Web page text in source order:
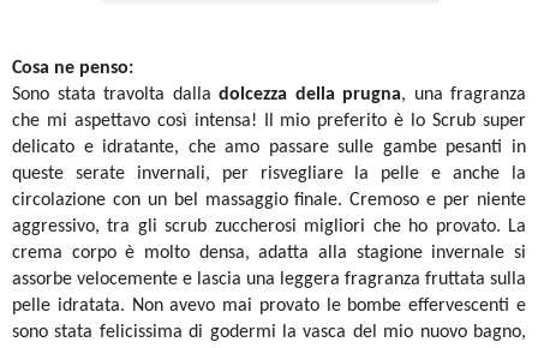
Cosa ne penso:
Sono stata travolta dalla dolcezza della prugna, una fragranza
che mi aspettavo così intensa! Il mio preferito è lo Scrub super
delicato e idratante, che amo passare sulle gambe pesanti in
queste serate invernali, per risvegliare la pelle e anche la
circolazione con un bel massaggio finale. Cremoso e per niente
aggressivo, tra gli scrub zuccherosi migliori che ho provato. La
crema corpo è molto densa, adatta alla stagione invernale si
assorbe velocemente e lascia una leggera fragranza fruttata sulla
pelle idratata. Non avevo mai provato le bombe effervescenti e
sono stata felicissima di godermi la vasca del mio nuovo bagno,